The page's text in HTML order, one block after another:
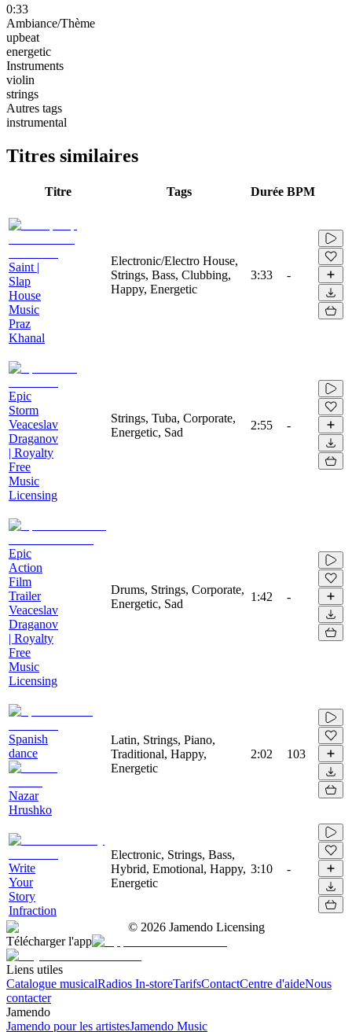
0:33
Ambiance/Thème
upbeat
energetic
Instruments
violin
strings
Autres tags
instrumental
Titres similaires
Titre Tags Durée BPM
Saint |
Slap
House
Music
Praz
Khanal
Electronic/Electro House,
Strings, Bass, Clubbing,
Happy, Energetic
3:33 -
Epic
Storm
Veaceslav
Draganov
| Royalty
Free
Music
Licensing
Strings, Tuba, Corporate,
Energetic, Sad
2:55 -
Epic
Action
Film
Trailer
Veaceslav
Draganov
| Royalty
Free
Music
Licensing
Drums, Strings, Corporate,
Energetic, Sad
1:42 -
Spanish
dance
Nazar
Hrushko
Latin, Strings, Piano,
Traditional, Happy,
Energetic
2:02 103
Write
Your
Story
Infraction
Electronic, Strings, Bass,
Hybrid, Emotional, Happy,
Energetic
3:10 -
© 2026 Jamendo Licensing
Télécharger l'app
Liens utiles
Catalogue musicalRadios In-storeTarifsContactCentre d'aideNous
contacter
Jamendo
Jamendo pour les artistesJamendo Music